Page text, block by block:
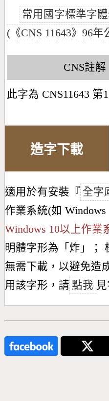
常用國字標準字
(《CNS 11643》96年
CNS註解
此字為 CNS11643 第
造字下載
適用於有安裝『 全字
作業系統(如 Windows
Windows 10以上作業
明體字形為「 炸 」；
無需下載，以避免造
用該字形，請 點我 見